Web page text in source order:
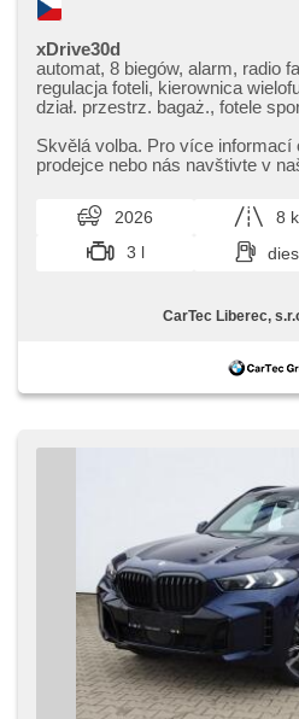
xDrive30d
automat, 8 biegów, alarm, radio
regulacja foteli, kierownica
dział. przestrz. bagaż., fotele
skla, felgi aluminiowe, el. tažné
odemykání, bezklíčové
Skvělá volba. Pro více informací
prodejce nebo nás navštivte v
2026 8
3 l
CarTec Liberec,